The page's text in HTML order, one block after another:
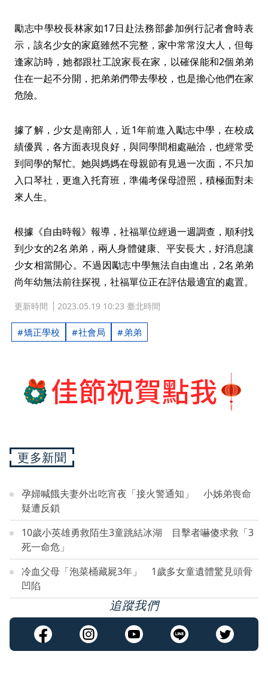
勵志中學校長林家如17日赴法務部參加例行記者會時表
示，該名少女的家庭雖然不完整，家中常常沒大人，但每
逢家訪時，她都跟社工說家長在家，以確保能和2個弟弟
住在一起不分開，把弟弟們帶去學校，也是擔心他們在家
危險。
據了解，少女是南部人，近1年前進入勵志中學，在校成
績優異，各方面表現良好，與同學間相處融洽，也經常受
到同學的幫忙。她與媽媽在母親節有見過一次面，不只加
入口琴社，更進入托育班，準備考保母證照，積極面對未
來人生。
根據《自由時報》報導，社福單位經過一週調查，順利找
到少女的2名弟弟，兩人身體健康、平安長大，好消息讓
少女相當開心。不過因勵志中學無法自由進出，2名弟弟
尚年幼無法前往探視，社福單位正在評估最適宜的處置。
更新時間 2023.05.19 10:23 臺北時間
矯正學校 社會局 弟弟
更多新聞
孕婦喊餓夫妻外出吃宵夜「接火警通知」 小姊弟喪命
疑遭反鎖
10歲小英雄勇救陌生3童跳結冰湖 目擊者嚇傻求救「3
死一命危」
冷血父母「泡菜桶藏屍3年」 1歲多女童遺體驚見頭骨
凹陷
追蹤我們